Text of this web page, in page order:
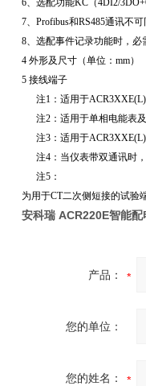
6、选配功能KC（4DI2/
7、Profibus和RS485通讯不可
8、选配事件记录功能时，必
4 外形及尺寸（单位：mm）
5 接线端子
注1：适用于ACR3XXE(L)
注2：适用于单相电能表及
注3：适用于ACR3XXE(L)
注4：当仪表带双通讯时，
注5：
为用于CT二次侧短接的试验
安科瑞 ACR220E智能配
产品：
您的单位：
您的姓名：